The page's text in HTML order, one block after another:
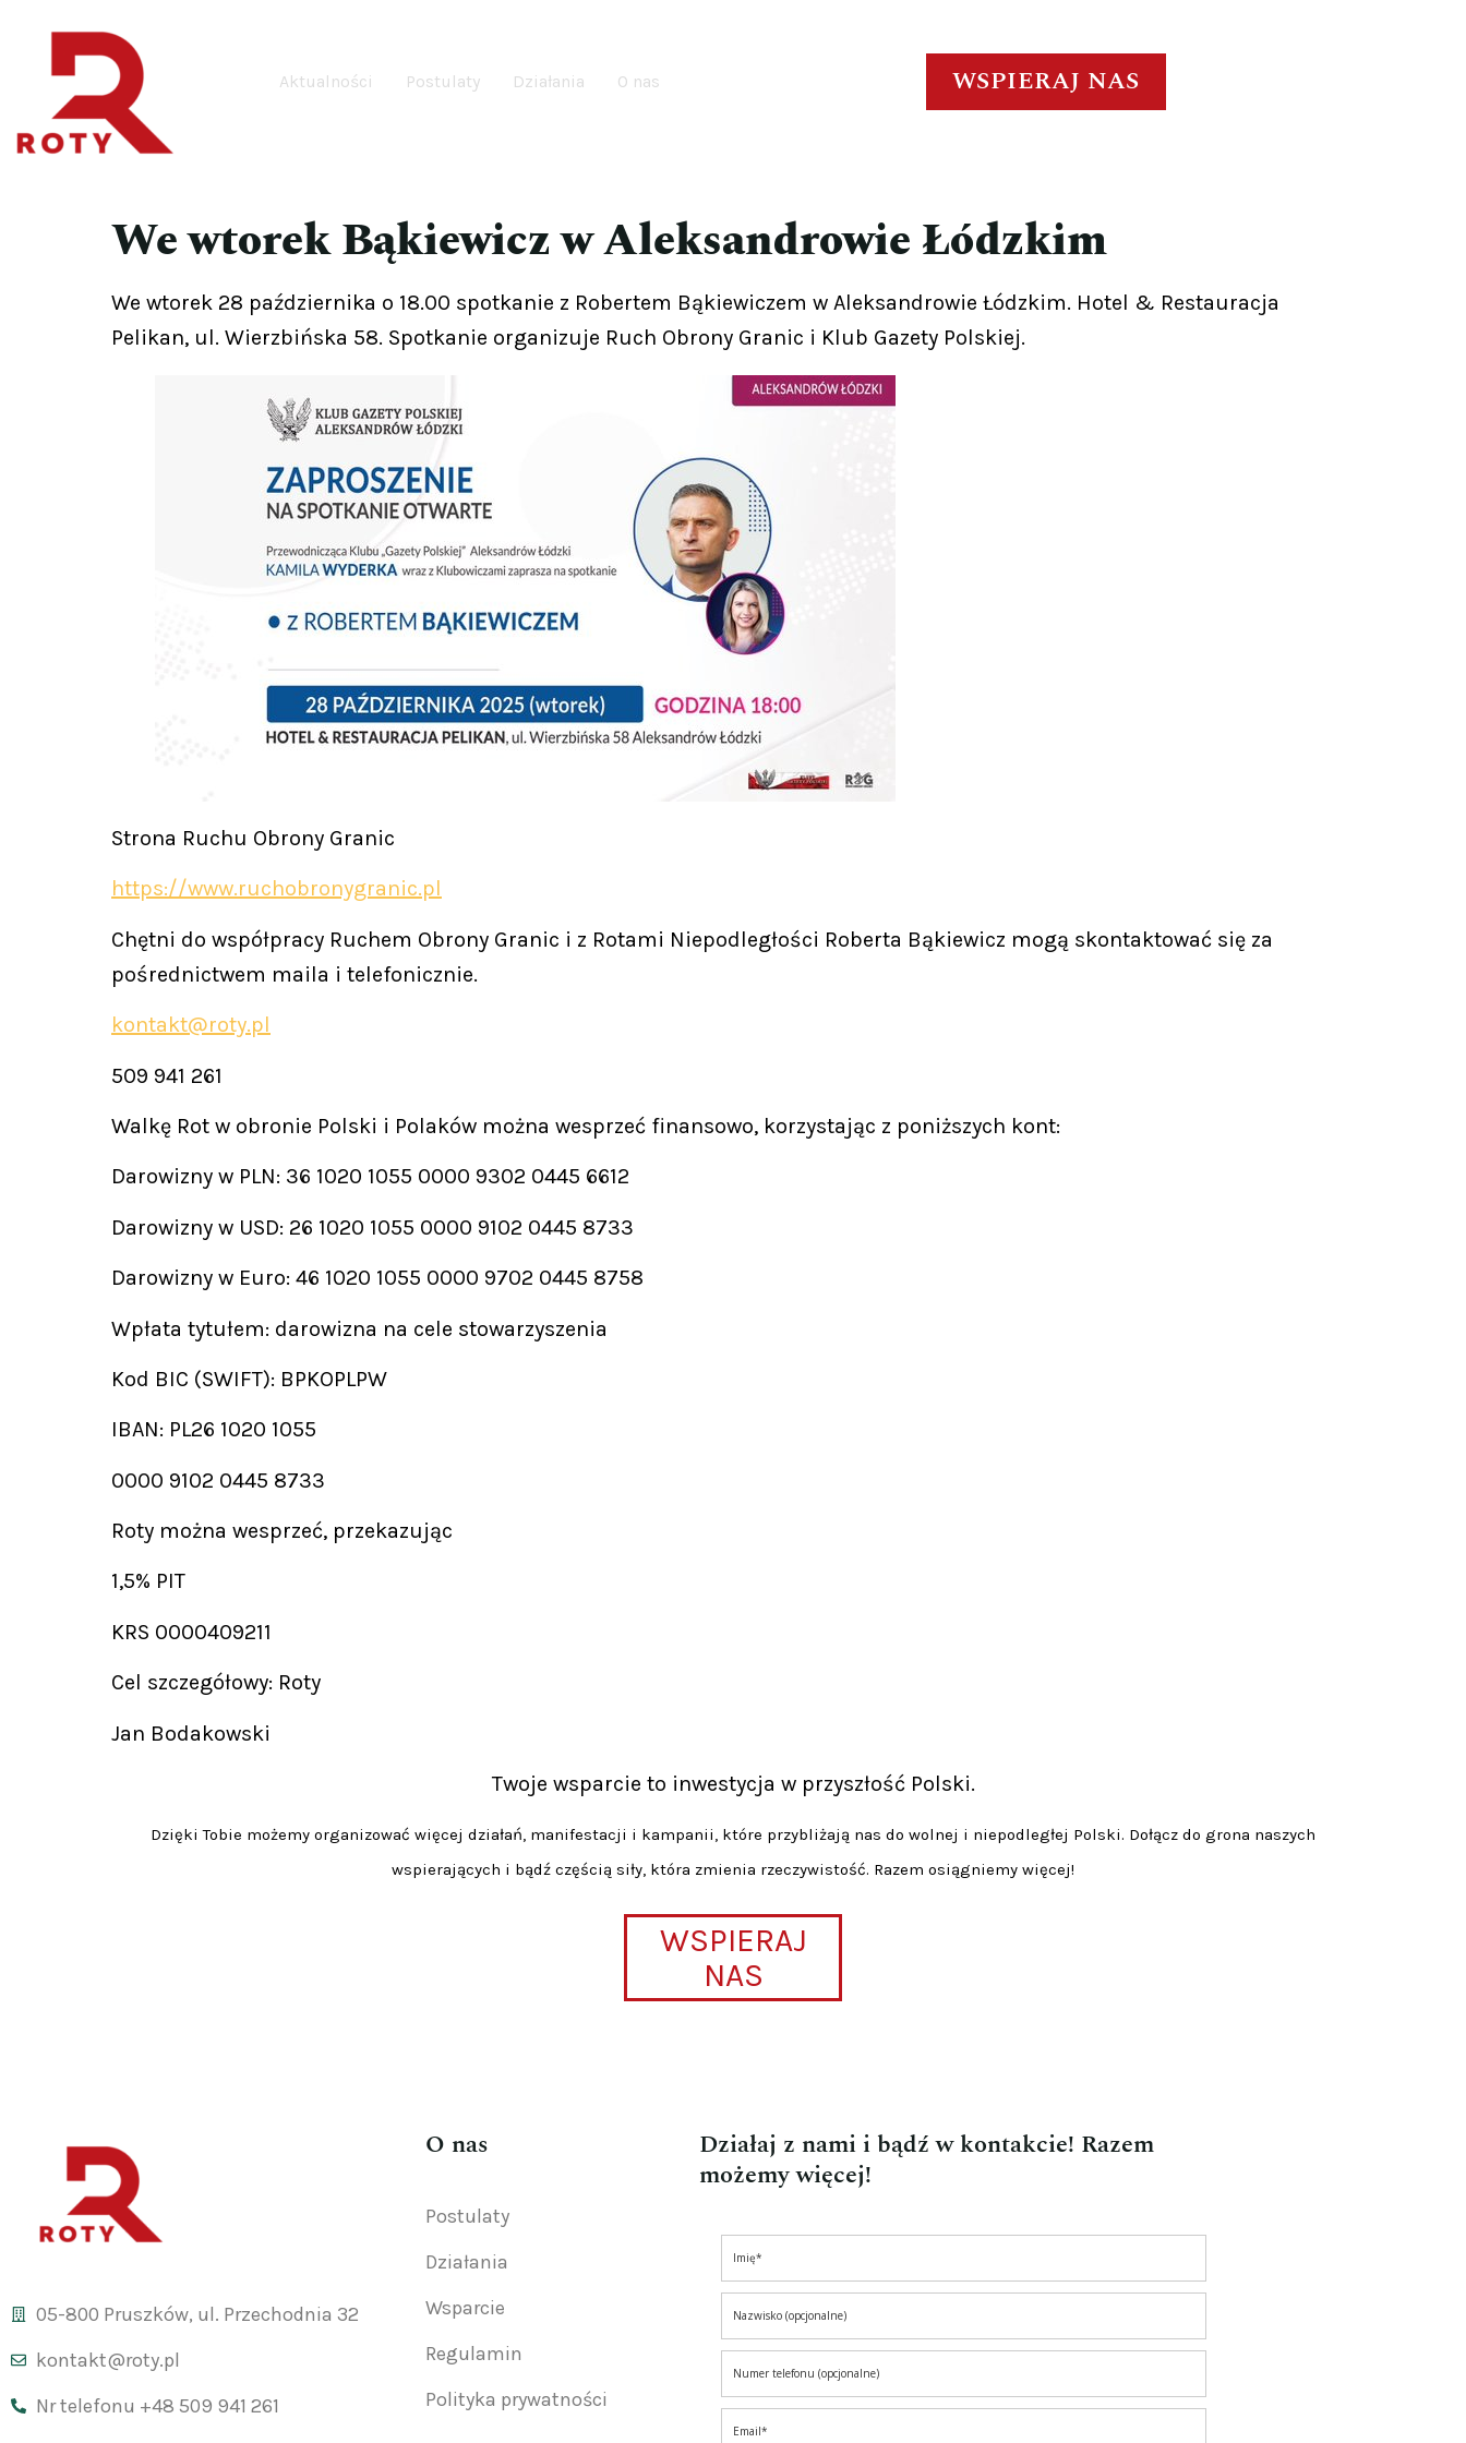
Aktualności Postulaty Działania O nas WSPIERAJ NAS
We wtorek Bąkiewicz w Aleksandrowie Łódzkim
We wtorek 28 października o 18.00 spotkanie z Robertem Bąkiewiczem w Aleksandrowie Łódzkim. Hotel & Restauracja
Pelikan, ul. Wierzbińska 58. Spotkanie organizuje Ruch Obrony Granic i Klub Gazety Polskiej.
Strona Ruchu Obrony Granic
https://www.ruchobronygranic.pl
Chętni do współpracy Ruchem Obrony Granic i z Rotami Niepodległości Roberta Bąkiewicz mogą skontaktować się za
pośrednictwem maila i telefonicznie.
kontakt@roty.pl
509 941 261
Walkę Rot w obronie Polski i Polaków można wesprzeć finansowo, korzystając z poniższych kont:
Darowizny w PLN: 36 1020 1055 0000 9302 0445 6612
Darowizny w USD: 26 1020 1055 0000 9102 0445 8733
Darowizny w Euro: 46 1020 1055 0000 9702 0445 8758
Wpłata tytułem: darowizna na cele stowarzyszenia
Kod BIC (SWIFT): BPKOPLPW
IBAN: PL26 1020 1055
0000 9102 0445 8733
Roty można wesprzeć, przekazując
1,5% PIT
KRS 0000409211
Cel szczegółowy: Roty
Jan Bodakowski
Twoje wsparcie to inwestycja w przyszłość Polski.
Dzięki Tobie możemy organizować więcej działań, manifestacji i kampanii, które przybliżają nas do wolnej i niepodległej Polski. Dołącz do grona naszych
wspierających i bądź częścią siły, która zmienia rzeczywistość. Razem osiągniemy więcej!
WSPIERAJ
NAS
05-800 Pruszków, ul. Przechodnia 32
kontakt@roty.pl
Nr telefonu +48 509 941 261
O nas
Postulaty
Działania
Wsparcie
Regulamin
Polityka prywatności
Działaj z nami i bądź w kontakcie! Razem
możemy więcej!